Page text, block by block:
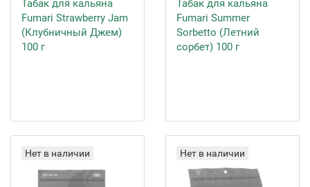
Табак для кальяна
Fumari Strawberry Jam
(Клубничный Джем)
100 г
Табак для кальяна
Fumari Summer
Sorbetto (Летний
сорбет) 100 г
Нет в наличии Нет в наличии